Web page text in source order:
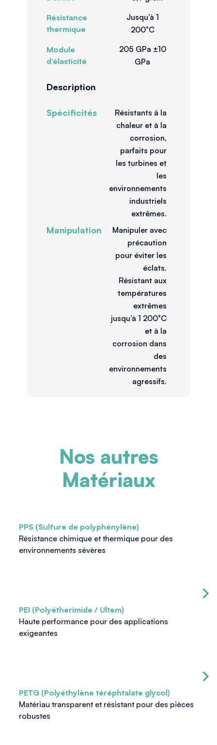
Résistance
thermique
Jusqu’à 1
200°C
Module
d’élasticité
205 GPa ±10
GPa
Description
Spécificités
Résistants à la
chaleur et à la
corrosion,
parfaits pour
les turbines et
les
environnements
industriels
extrêmes.
Manipulation
Manipuler avec
précaution
pour éviter les
éclats.
Résistant aux
températures
extrêmes
jusqu’à 1 200°C
et à la
corrosion dans
des
environnements
agressifs.
Nos autres
Matériaux
PPS (Sulfure de polyphénylène)
Résistance chimique et thermique pour des
environnements sévères
PEI (Polyétherimide / Ultem)
Haute performance pour des applications
exigeantes
PETG (Polyéthylène téréphtalate glycol)
Matériau transparent et résistant pour des pièces
robustes